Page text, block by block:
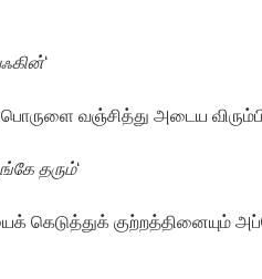
‘
பொருளை வஞ்சித்து அடைய
தரும்‘
கெடுத்துக் குற்றத்தினையும்